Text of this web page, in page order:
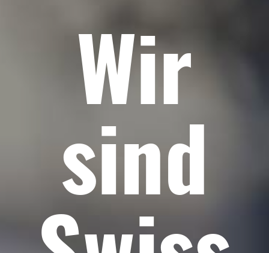
Wir
sind